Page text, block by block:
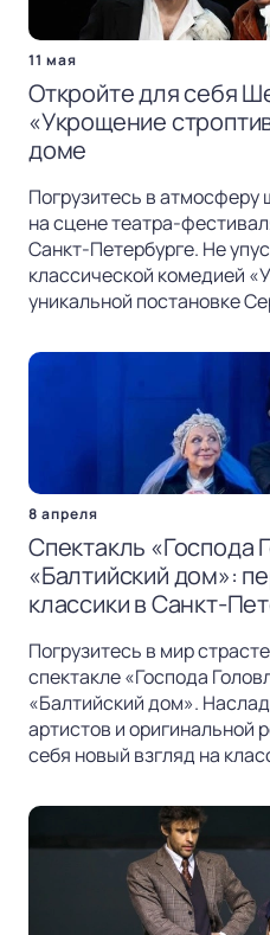
11 мая
Откройте для себя
«Укрощение
доме
Погрузитесь в атмосферу
на сцене театра-
Санкт-Петербурге. Не
классической комедией
уникальной постановке
8 апреля
Спектакль «Господа
«Балтийский дом»:
классики в Санкт-
Погрузитесь в мир
спектакле «Господа
«Балтийский дом».
артистов и оригинальной
себя новый взгляд на